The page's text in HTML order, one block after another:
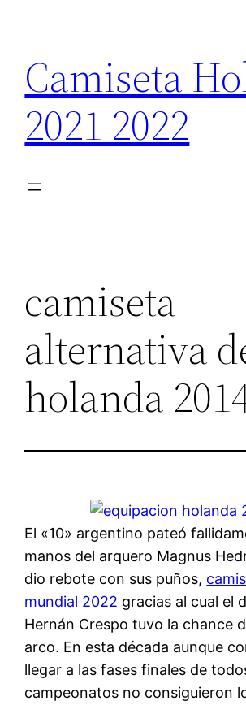
contenido
Camiseta
2021 2022
camiseta
alternativa
holanda
El «10» argentino pateó
manos del arquero Magnus
dio rebote con sus puños,
mundial 2022 gracias al cual el
Hernán Crespo tuvo la chance
arco. En esta década aunque
llegar a las fases finales de
campeonatos no consiguieron